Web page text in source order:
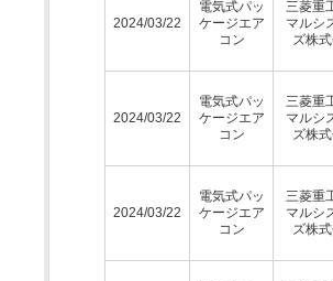
2024/03/22
電気式パッ
ケージエア
コン
三菱重
マルシ
ズ株
2024/03/22
電気式パッ
ケージエア
コン
三菱重
マルシ
ズ株
2024/03/22
電気式パッ
ケージエア
コン
三菱重
マルシ
ズ株